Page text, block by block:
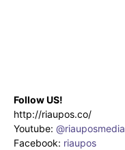
Follow US!
http://riaupos.co/
Youtube: @riauposmedia
Facebook: riaupos